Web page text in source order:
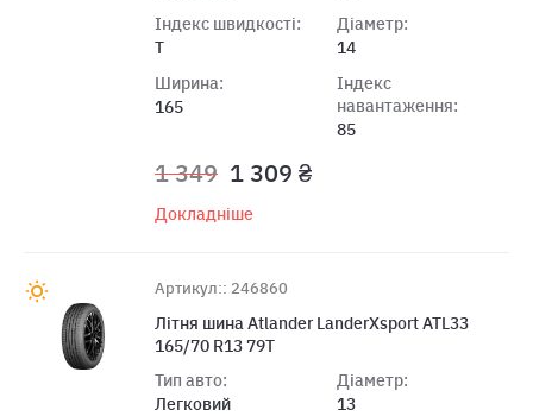
Індекс швидкості:
T
Ширина:
165
Діаметр:
14
Індекс
навантаження:
85
1 349 1 309 ₴
Докладніше
Артикул:: 246860
Літня шина Atlander LanderXsport ATL33
165/70 R13 79T
Тип авто:
Легковий
Діаметр:
13